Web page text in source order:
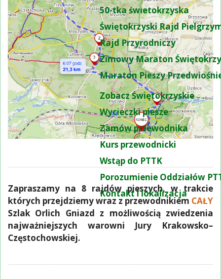
50-tka świetokrzyska
Świętokrzyski Rajd
Rajd Przyrodniczy
Zimowy Maraton
Maraton Pieszy
Zobacz Świętokrzyskie
Wycieczki piesze
Zamów przewodnika
Kurs przewodnicki
Wstąp do PTTK
Porozumienie Oddziałów
Kontakt i lokalizacja
Zapraszamy na 8 rajdów pieszych, w trakcie
których przejdziemy wraz z przewodnikiem CAŁY
Szlak Orlich Gniazd z możliwością zwiedzenia
najważniejszych warowni Jury Krakowsko–
Częstochowskiej.